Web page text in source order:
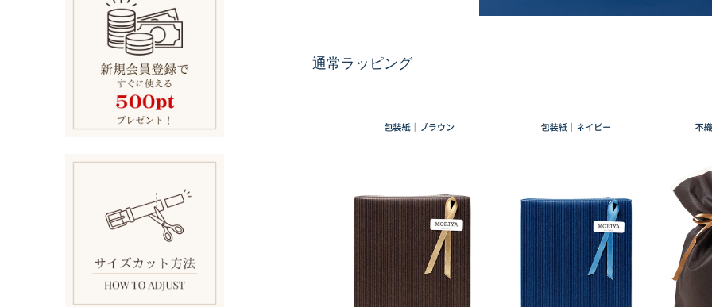
通常ラッピング